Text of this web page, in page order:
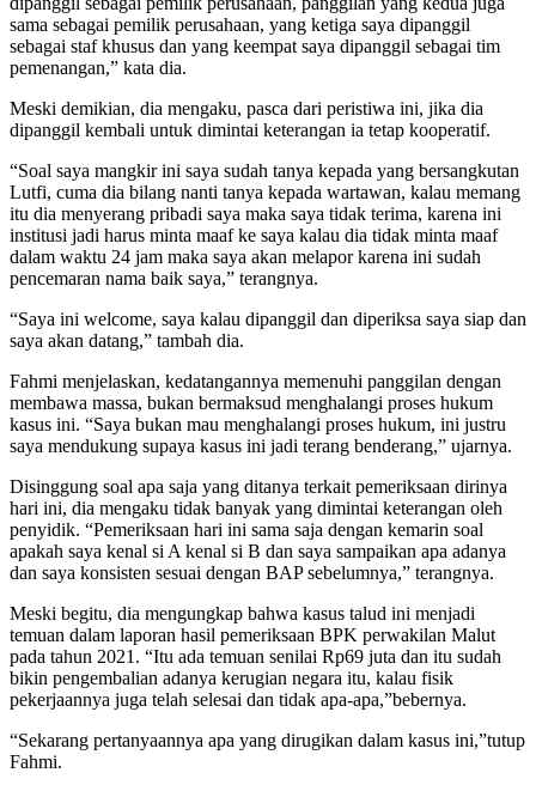
sama sebagai pemilik perusahaan, yang ketiga saya dipanggil
sebagai staf khusus dan yang keempat saya dipanggil sebagai tim
pemenangan,” kata dia.
Meski demikian, dia mengaku, pasca dari peristiwa ini, jika dia
dipanggil kembali untuk dimintai keterangan ia tetap kooperatif.
“Soal saya mangkir ini saya sudah tanya kepada yang bersangkutan
Lutfi, cuma dia bilang nanti tanya kepada wartawan, kalau memang
itu dia menyerang pribadi saya maka saya tidak terima, karena ini
institusi jadi harus minta maaf ke saya kalau dia tidak minta maaf
dalam waktu 24 jam maka saya akan melapor karena ini sudah
pencemaran nama baik saya,” terangnya.
“Saya ini welcome, saya kalau dipanggil dan diperiksa saya siap dan
saya akan datang,” tambah dia.
Fahmi menjelaskan, kedatangannya memenuhi panggilan dengan
membawa massa, bukan bermaksud menghalangi proses hukum
kasus ini. “Saya bukan mau menghalangi proses hukum, ini justru
saya mendukung supaya kasus ini jadi terang benderang,” ujarnya.
Disinggung soal apa saja yang ditanya terkait pemeriksaan dirinya
hari ini, dia mengaku tidak banyak yang dimintai keterangan oleh
penyidik. “Pemeriksaan hari ini sama saja dengan kemarin soal
apakah saya kenal si A kenal si B dan saya sampaikan apa adanya
dan saya konsisten sesuai dengan BAP sebelumnya,” terangnya.
Meski begitu, dia mengungkap bahwa kasus talud ini menjadi
temuan dalam laporan hasil pemeriksaan BPK perwakilan Malut
pada tahun 2021. “Itu ada temuan senilai Rp69 juta dan itu sudah
bikin pengembalian adanya kerugian negara itu, kalau fisik
pekerjaannya juga telah selesai dan tidak apa-apa,”bebernya.
“Sekarang pertanyaannya apa yang dirugikan dalam kasus ini,”tutup
Fahmi.